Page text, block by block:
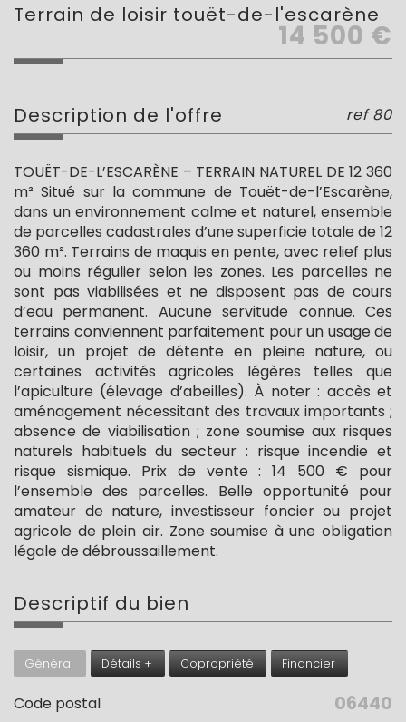
terrain de loisir touët-de-l'escarène
14 500 €
description de l'offre ref 80
TOUËT-DE-L’ESCARÈNE – TERRAIN NATUREL DE 12 360
m² Situé sur la commune de Touët-de-l’Escarène,
dans un environnement calme et naturel, ensemble
de parcelles cadastrales d’une superficie totale de 12
360 m². Terrains de maquis en pente, avec relief plus
ou moins régulier selon les zones. Les parcelles ne
sont pas viabilisées et ne disposent pas de cours
d’eau permanent. Aucune servitude connue. Ces
terrains conviennent parfaitement pour un usage de
loisir, un projet de détente en pleine nature, ou
certaines activités agricoles légères telles que
l’apiculture (élevage d’abeilles). À noter : accès et
aménagement nécessitant des travaux importants ;
absence de viabilisation ; zone soumise aux risques
naturels habituels du secteur : risque incendie et
risque sismique. Prix de vente : 14 500 € pour
l’ensemble des parcelles. Belle opportunité pour
amateur de nature, investisseur foncier ou projet
agricole de plein air. Zone soumise à une obligation
légale de débroussaillement.
descriptif du bien
Général Détails + Copropriété Financier
Code postal 06440